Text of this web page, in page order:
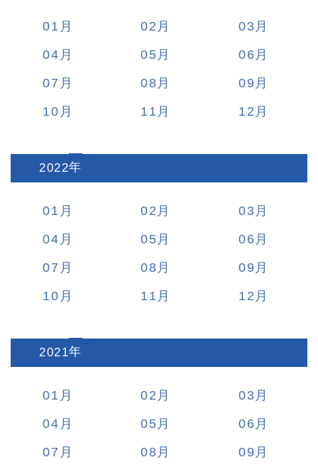
01 02
03
04
05
06
07
08
09
10
11 12
2022:
01 02
03
04
05
06
07
08
09
10
11 12
2021:
01 02
03
04
05
06
07
08
09